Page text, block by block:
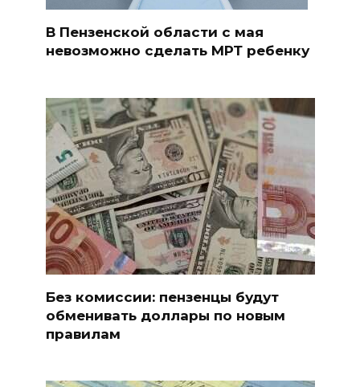
В Пензенской области с мая
невозможно сделать МРТ ребенку
Без комиссии: пензенцы будут
обменивать доллары по новым
правилам